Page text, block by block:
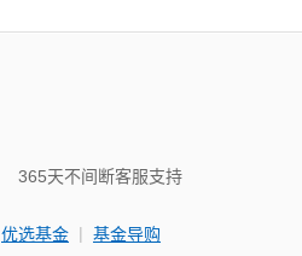
365天不间断客服支持
优选基金 | 基金导购